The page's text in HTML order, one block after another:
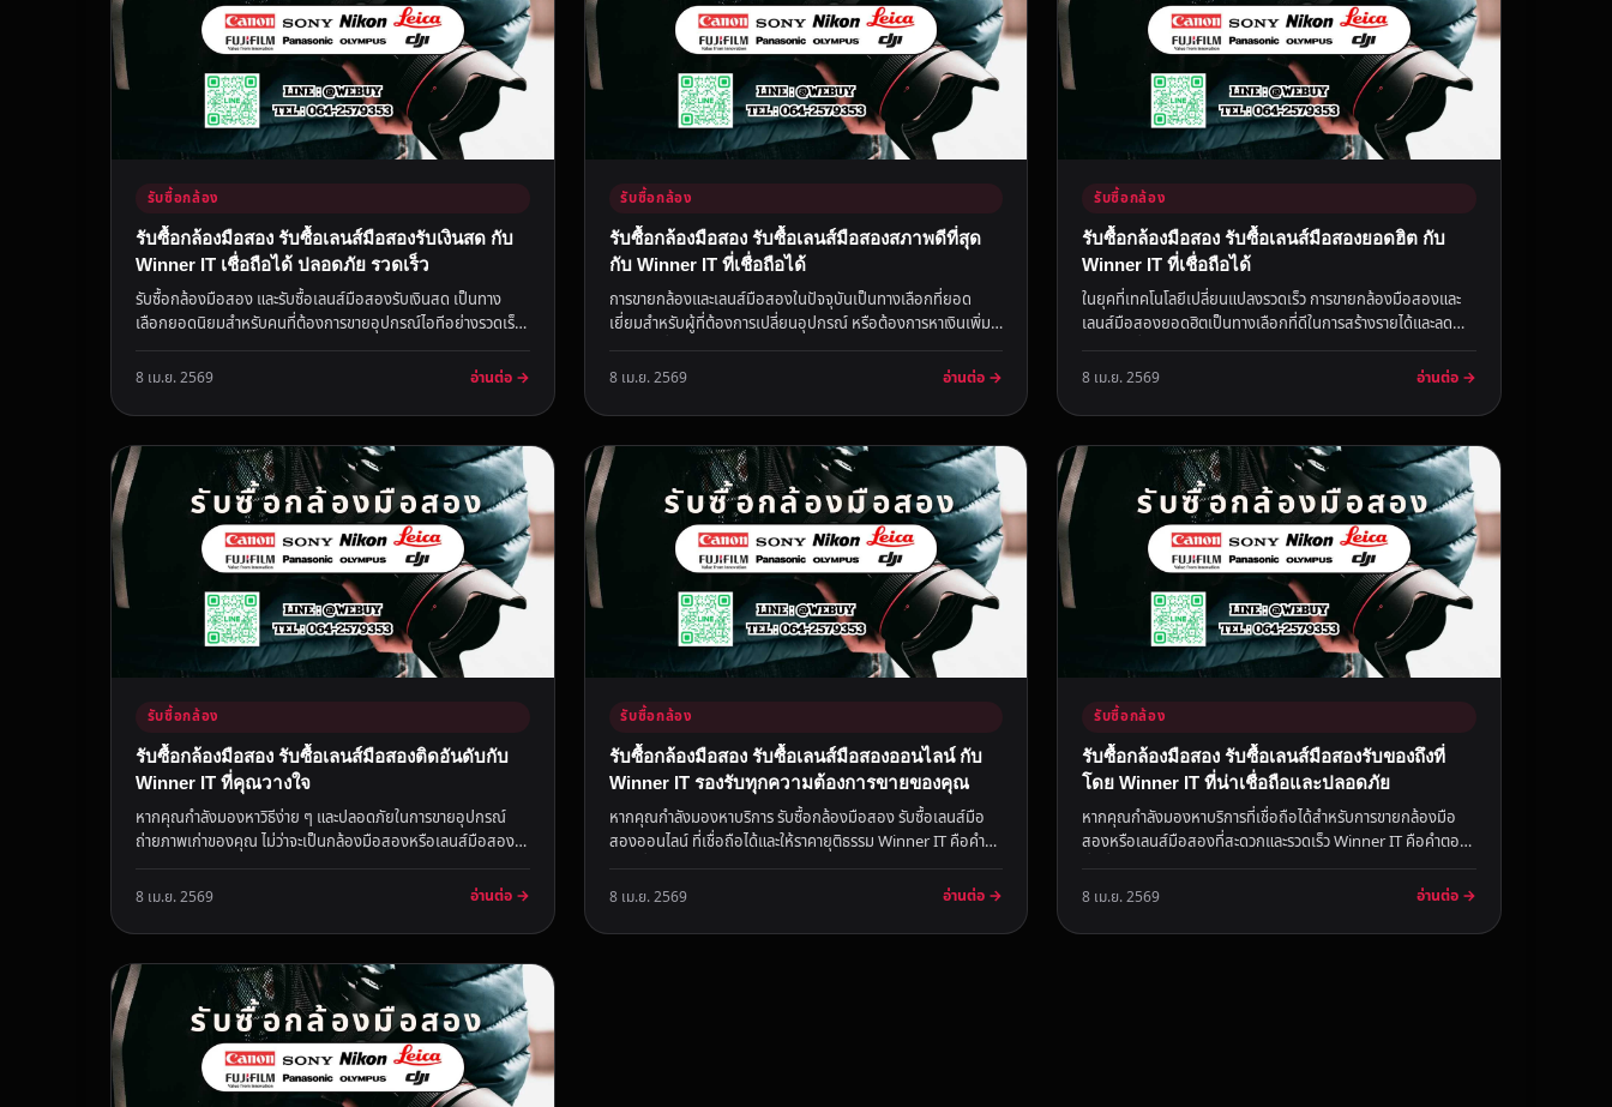
รับซื้อกล้อง
รับซื้อกล้องมือสอง รับซื้อเลนส์มือสองรับเงินสด กับ
Winner IT เชื่อถือได้ ปลอดภัย รวดเร็ว
รับซื้อกล้องมือสอง และรับซื้อเลนส์มือสองรับเงินสด เป็นทาง
เลือกยอดนิยมสำหรับคนที่ต้องการขายอุปกรณ์ไอทีอย่างรวดเร็ว
และคุ้มค่า W...
8 เม.ย. 2569 อ่านต่อ →
รับซื้อกล้อง
รับซื้อกล้องมือสอง รับซื้อเลนส์มือสองสภาพดีที่สุด
กับ Winner IT ที่เชื่อถือได้
การขายกล้องและเลนส์มือสองในปัจจุบันเป็นทางเลือกที่ยอด
เยี่ยมสำหรับผู้ที่ต้องการเปลี่ยนอุปกรณ์ หรือต้องการหาเงินเพิ่ม
จากของที่ไ...
8 เม.ย. 2569 อ่านต่อ →
รับซื้อกล้อง
รับซื้อกล้องมือสอง รับซื้อเลนส์มือสองยอดฮิต กับ
Winner IT ที่เชื่อถือได้
ในยุคที่เทคโนโลยีเปลี่ยนแปลงรวดเร็ว การขายกล้องมือสองและ
เลนส์มือสองยอดฮิตเป็นทางเลือกที่ดีในการสร้างรายได้และลด
อุปกรณ์ที่ไม่ไ...
8 เม.ย. 2569 อ่านต่อ →
รับซื้อกล้อง
รับซื้อกล้องมือสอง รับซื้อเลนส์มือสองติดอันดับกับ
Winner IT ที่คุณวางใจ
หากคุณกำลังมองหาวิธีง่าย ๆ และปลอดภัยในการขายอุปกรณ์
ถ่ายภาพเก่าของคุณ ไม่ว่าจะเป็นกล้องมือสองหรือเลนส์มือสอง
Winner IT คือทาง...
8 เม.ย. 2569 อ่านต่อ →
รับซื้อกล้อง
รับซื้อกล้องมือสอง รับซื้อเลนส์มือสองออนไลน์ กับ
Winner IT รองรับทุกความต้องการขายของคุณ
หากคุณกำลังมองหาบริการ รับซื้อกล้องมือสอง รับซื้อเลนส์มือ
สองออนไลน์ ที่เชื่อถือได้และให้ราคายุติธรรม Winner IT คือคำ
ตอบที่ดีท...
8 เม.ย. 2569 อ่านต่อ →
รับซื้อกล้อง
รับซื้อกล้องมือสอง รับซื้อเลนส์มือสองรับของถึงที่
โดย Winner IT ที่น่าเชื่อถือและปลอดภัย
หากคุณกำลังมองหาบริการที่เชื่อถือได้สำหรับการขายกล้องมือ
สองหรือเลนส์มือสองที่สะดวกและรวดเร็ว Winner IT คือคำตอบ
ที่ดีที่สุดในต...
8 เม.ย. 2569 อ่านต่อ →